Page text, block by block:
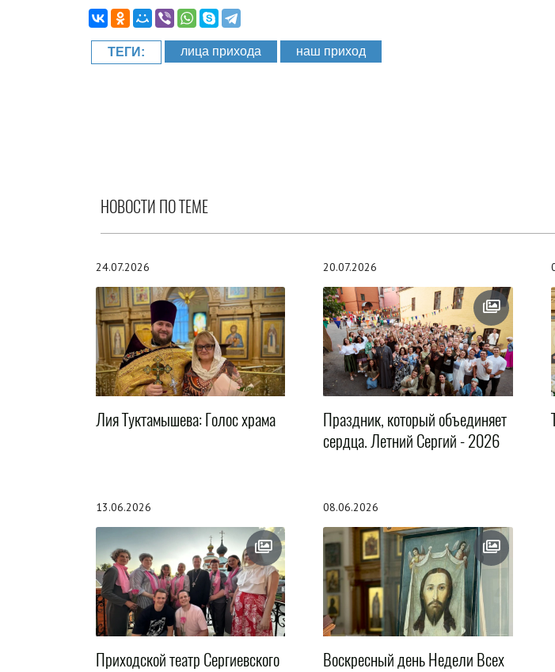
ТЕГИ: лица прихода наш приход
НОВОСТИ ПО ТЕМЕ
24.07.2026
Лия Туктамышева: Голос храма
20.07.2026
Праздник, который объединяет
сердца. Летний Сергий - 2026
13.06.2026
Приходской театр Сергиевского
08.06.2026
Воскресный день Недели Всех